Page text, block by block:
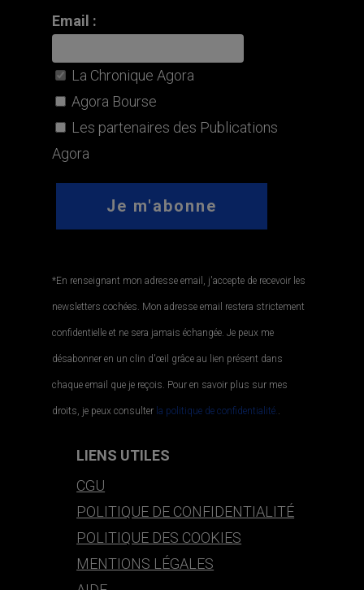
Email :
La Chronique Agora
Agora Bourse
Les partenaires des Publications
Agora
*En renseignant mon adresse email, j'accepte de recevoir les
newsletters cochées. Mon adresse email restera strictement
confidentielle et ne sera jamais échangée. Je peux me
désabonner en un clin d'œil grâce au lien présent dans
chaque email que je reçois. Pour en savoir plus sur mes
droits, je peux consulter la politique de confidentialité..
LIENS UTILES
CGU
POLITIQUE DE CONFIDENTIALITÉ
POLITIQUE DES COOKIES
MENTIONS LÉGALES